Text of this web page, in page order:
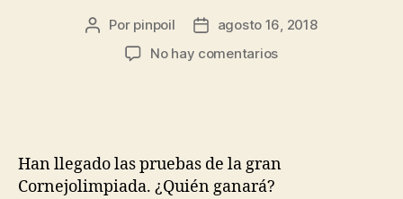
Por pinpoil
agosto 16, 2018
No hay comentarios
Han llegado las pruebas de la gran
Cornejolimpiada. ¿Quién ganará?